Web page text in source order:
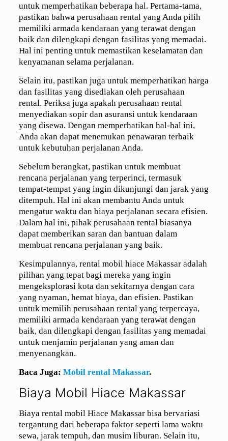
untuk memperhatikan beberapa hal. Pertama-tama,
pastikan bahwa perusahaan rental yang Anda pilih
memiliki armada kendaraan yang terawat dengan
baik dan dilengkapi dengan fasilitas yang memadai.
Hal ini penting untuk memastikan keselamatan dan
kenyamanan selama perjalanan.
Selain itu, pastikan juga untuk memperhatikan harga
dan fasilitas yang disediakan oleh perusahaan
rental. Periksa juga apakah perusahaan rental
menyediakan sopir dan asuransi untuk kendaraan
yang disewa. Dengan memperhatikan hal-hal ini,
Anda akan dapat menemukan penawaran terbaik
untuk kebutuhan perjalanan Anda.
Sebelum berangkat, pastikan untuk membuat
rencana perjalanan yang terperinci, termasuk
tempat-tempat yang ingin dikunjungi dan jarak yang
ditempuh. Hal ini akan membantu Anda untuk
mengatur waktu dan biaya perjalanan secara efisien.
Dalam hal ini, pihak perusahaan rental biasanya
dapat memberikan saran dan bantuan dalam
membuat rencana perjalanan yang baik.
Kesimpulannya, rental mobil hiace Makassar adalah
pilihan yang tepat bagi mereka yang ingin
mengeksplorasi kota dan sekitarnya dengan cara
yang nyaman, hemat biaya, dan efisien. Pastikan
untuk memilih perusahaan rental yang terpercaya,
memiliki armada kendaraan yang terawat dengan
baik, dan dilengkapi dengan fasilitas yang memadai
untuk menjamin perjalanan yang aman dan
menyenangkan.
Baca Juga: Mobil rental Makassar.
Biaya Mobil Hiace Makassar
Biaya rental mobil Hiace Makassar bisa bervariasi
tergantung dari beberapa faktor seperti lama waktu
sewa, jarak tempuh, dan musim liburan. Selain itu,